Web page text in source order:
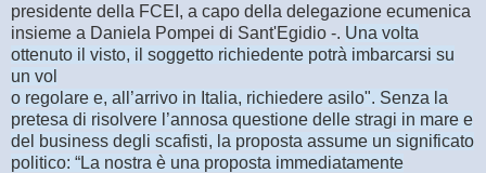
presidente della FCEI, a capo della delegazione ecumenica
insieme a Daniela Pompei di Sant'Egidio -. Una volta
ottenuto il visto, il soggetto richiedente potrà imbarcarsi su
un vol
o regolare e, all’arrivo in Italia, richiedere asilo". Senza la
pretesa di risolvere l’annosa questione delle stragi in mare e
del business degli scafisti, la proposta assume un significato
politico: “La nostra è una proposta immediatamente